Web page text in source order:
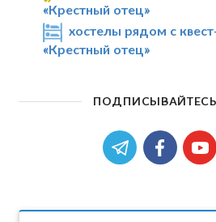
«Крестный отец»
хостелы рядом с
«Крестный отец»